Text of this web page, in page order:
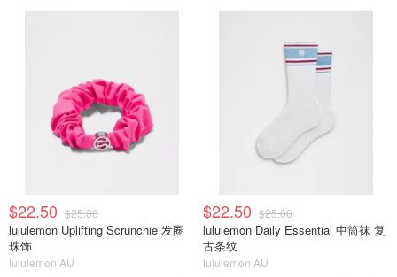
$22.50 $25.00
lululemon Uplifting Scrunchie 发圈
珠饰
lululemon AU
$22.50 $25.00
lululemon Daily Essential 中筒袜 复
古条纹
lululemon AU